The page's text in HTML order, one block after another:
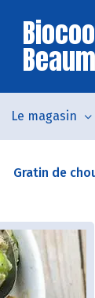
Le magasin
Gratin de